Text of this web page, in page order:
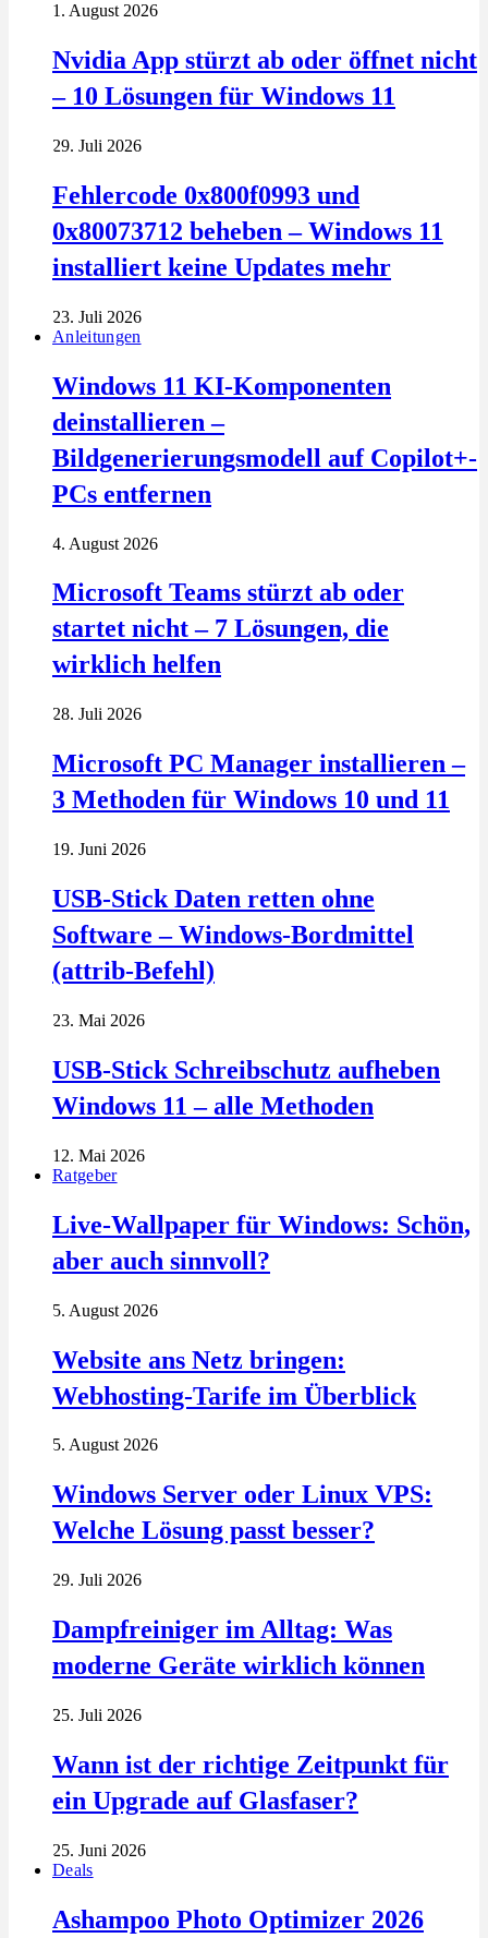
1. August 2026
Nvidia App stürzt ab oder öffnet nicht
– 10 Lösungen für Windows 11
29. Juli 2026
Fehlercode 0x800f0993 und
0x80073712 beheben – Windows 11
installiert keine Updates mehr
23. Juli 2026
Anleitungen
Windows 11 KI-Komponenten
deinstallieren –
Bildgenerierungsmodell auf Copilot+-
PCs entfernen
4. August 2026
Microsoft Teams stürzt ab oder
startet nicht – 7 Lösungen, die
wirklich helfen
28. Juli 2026
Microsoft PC Manager installieren –
3 Methoden für Windows 10 und 11
19. Juni 2026
USB-Stick Daten retten ohne
Software – Windows-Bordmittel
(attrib-Befehl)
23. Mai 2026
USB-Stick Schreibschutz aufheben
Windows 11 – alle Methoden
12. Mai 2026
Ratgeber
Live-Wallpaper für Windows: Schön,
aber auch sinnvoll?
5. August 2026
Website ans Netz bringen:
Webhosting-Tarife im Überblick
5. August 2026
Windows Server oder Linux VPS:
Welche Lösung passt besser?
29. Juli 2026
Dampfreiniger im Alltag: Was
moderne Geräte wirklich können
25. Juli 2026
Wann ist der richtige Zeitpunkt für
ein Upgrade auf Glasfaser?
25. Juni 2026
Deals
Ashampoo Photo Optimizer 2026